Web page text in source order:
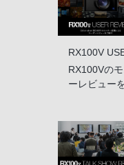
RX100V
RX100Vの
ーレビュー